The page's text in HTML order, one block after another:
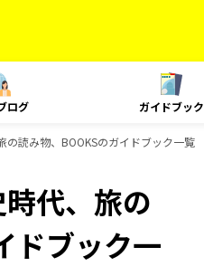
ログ ガイドブック
の読み物、BOOKSのガイドブック一覧
代、旅の
ドブック一